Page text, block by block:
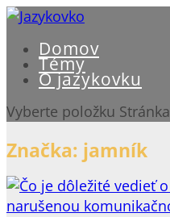
Domov
Témy
O jazykovku
Vyberte položku Stránka
Značka: jamník